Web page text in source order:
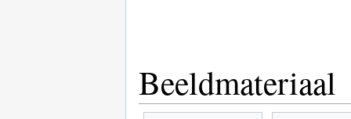
Beeldmateriaal